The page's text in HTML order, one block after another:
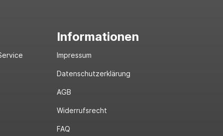
Informationen
Impressum
Datenschutzerklärung
AGB
Widerrufsrecht
FAQ